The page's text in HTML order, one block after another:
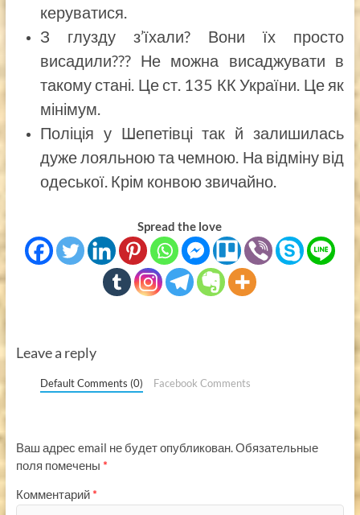
керуватися.
З глузду з’їхали? Вони їх просто
висадили??? Не можна висаджувати в
такому стані. Це ст. 135 КК України. Це як
мінімум.
Поліція у Шепетівці так й залишилась
дуже лояльною та чемною. На відміну від
одеської. Крім конвою звичайно.
Spread the love
Leave a reply
Default Comments (0) Facebook Comments
Ваш адрес email не будет опубликован.Обязательные
поля помечены *
Комментарий *